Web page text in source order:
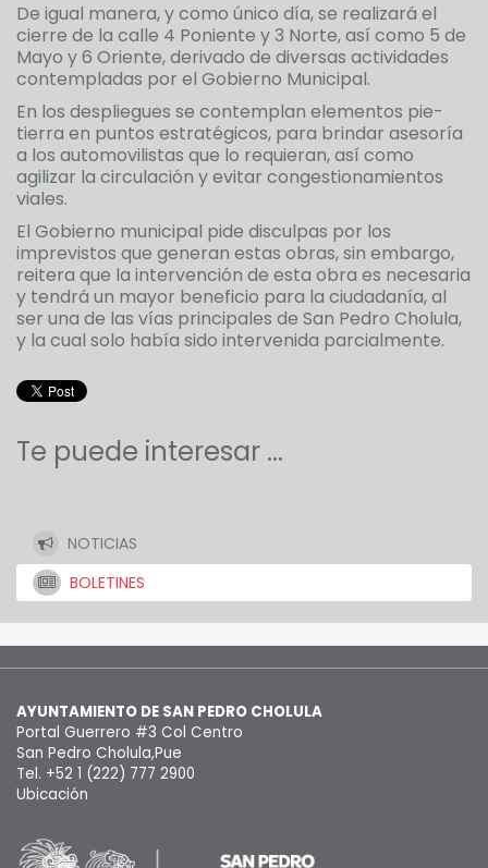
De igual manera, y como único día, se realizará el
cierre de la calle 4 Poniente y 3 Norte, así como 5 de
Mayo y 6 Oriente, derivado de diversas actividades
contempladas por el Gobierno Municipal.
En los despliegues se contemplan elementos pie-
tierra en puntos estratégicos, para brindar asesoría
a los automovilistas que lo requieran, así como
agilizar la circulación y evitar congestionamientos
viales.
El Gobierno municipal pide disculpas por los
imprevistos que generan estas obras, sin embargo,
reitera que la intervención de esta obra es necesaria
y tendrá un mayor beneficio para la ciudadanía, al
ser una de las vías principales de San Pedro Cholula,
y la cual solo había sido intervenida parcialmente.
Te puede interesar ...
NOTICIAS
BOLETINES
AYUNTAMIENTO DE SAN PEDRO CHOLULA
Portal Guerrero #3 Col Centro
San Pedro Cholula,Pue
Tel. +52 1 (222) 777 2900
Ubicación